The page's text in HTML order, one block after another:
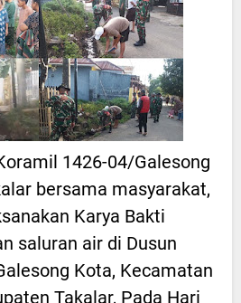
1426-04/Galesong
bersama masyarakat,
Karya Bakti
saluran air di Dusun
Kota, Kecamatan
Takalar, Pada Hari